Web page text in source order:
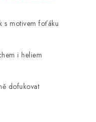
s motivem foťáku
i heliem
dofukovat